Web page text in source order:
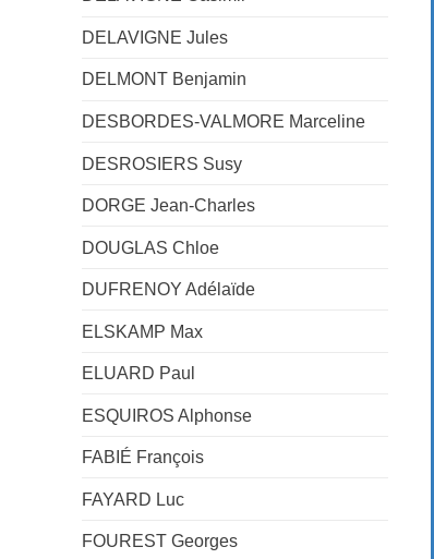
DELAVIGNE Jules
DELMONT Benjamin
DESBORDES-VALMORE Marceline
DESROSIERS Susy
DORGE Jean-Charles
DOUGLAS Chloe
DUFRENOY Adélaïde
ELSKAMP Max
ELUARD Paul
ESQUIROS Alphonse
FABIÉ François
FAYARD Luc
FOUREST Georges